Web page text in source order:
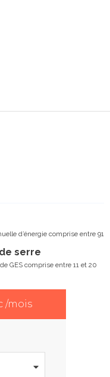
d’énergie comprise entre 91
serre
GES comprise entre 11 et 20
/mois